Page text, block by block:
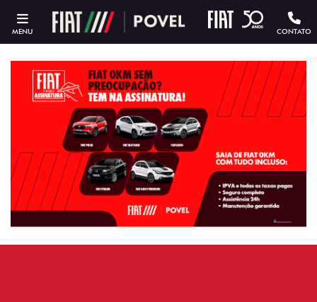
MENU CONTATO